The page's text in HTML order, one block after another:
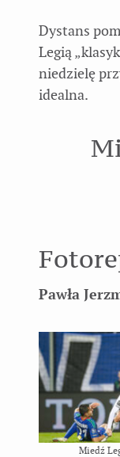
Dystans
Legią
niedzielę
idealna.
Pawła
Miedź